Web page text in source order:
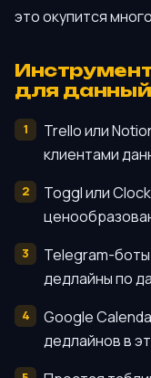
это окупится
для
Trello или
клиентами
Toggl или
Telegram-
дедлайны по
Google
дедлайнов в